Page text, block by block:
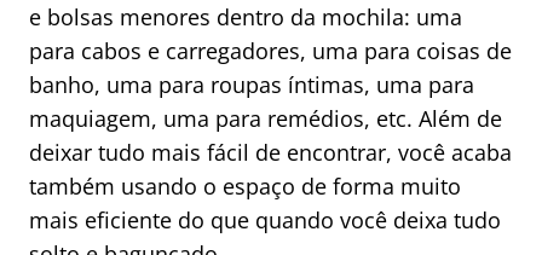
e bolsas menores dentro da mochila: uma
para cabos e carregadores, uma para coisas de
banho, uma para roupas íntimas, uma para
maquiagem, uma para remédios, etc. Além de
deixar tudo mais fácil de encontrar, você acaba
também usando o espaço de forma muito
mais eficiente do que quando você deixa tudo